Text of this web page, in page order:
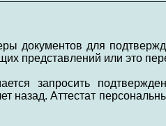
документов для
представлений или это
запросить
назад. Аттестат